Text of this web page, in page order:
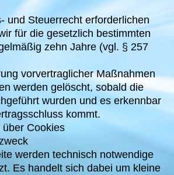
und Steuerrecht erforderlichen
für die gesetzlich bestimmten
zehn Jahre (vgl. § 257
vorvertraglicher Maßnahmen
werden gelöscht, sobald die
wurden und es erkennbar
kommt.
Cookies
werden technisch notwendige
Es handelt sich dabei um kleine